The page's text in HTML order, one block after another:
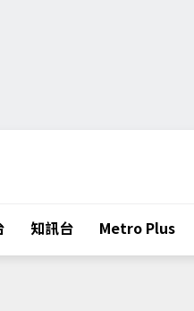
知訊台 Metro Plus